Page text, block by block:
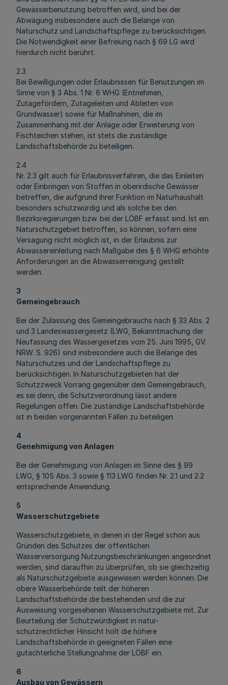
Gewässerbenutzung betroffen wird, sind bei der
Abwägung insbesondere auch die Belange von
Naturschutz und Landschaftspflege zu berücksichtigen.
Die Notwendigkeit einer Befreiung nach § 69 LG wird
hierdurch nicht berührt.
2.3
Bei Bewilligungen oder Erlaubnissen für Benutzungen im
Sinne von § 3 Abs. 1 Nr. 6 WHG (Entnehmen,
Zutagefördern, Zutageleiten und Ableiten von
Grundwasser) sowie für Maßnahmen, die im
Zusammenhang mit der Anlage oder Erweiterung von
Fischteichen stehen, ist stets die zuständige
Landschaftsbehörde zu beteiligen.
2.4
Nr. 2.3 gilt auch für Erlaubnisverfahren, die das Einleiten
oder Einbringen von Stoffen in oberirdische Gewässer
betreffen, die aufgrund ihrer Funktion im Naturhaushalt
besonders schutzwürdig und als solche bei den
Bezirksregierungen bzw. bei der LÖBF erfasst sind. Ist ein
Naturschutzgebiet betroffen, so können, sofern eine
Versagung nicht möglich ist, in der Erlaubnis zur
Abwassereinleitung nach Maßgabe des § 6 WHG erhöhte
Anforderungen an die Abwasserreinigung gestellt
werden.
3
Gemeingebrauch
Bei der Zulassung des Gemeingebrauchs nach § 33 Abs. 2
und 3 Landeswassergesetz (LWG, Bekanntmachung der
Neufassung des Wassergesetzes vom 25. Juni 1995, GV.
NRW. S. 926) sind insbesondere auch die Belange des
Naturschutzes und der Landschaftspflege zu
berücksichtigen. In Naturschutzgebieten hat der
Schutzzweck Vorrang gegenüber dem Gemeingebrauch,
es sei denn, die Schutzverordnung lässt andere
Regelungen offen. Die zuständige Landschaftsbehörde
ist in beiden vorgenannten Fällen zu beteiligen.
4
Genehmigung von Anlagen
Bei der Genehmigung von Anlagen im Sinne des § 99
LWG, § 105 Abs. 3 sowie § 113 LWG finden Nr. 2.1 und 2.2
entsprechende Anwendung.
5
Wasserschutzgebiete
Wasserschutzgebiete, in denen in der Regel schon aus
Gründen des Schutzes der öffentlichen
Wasserversorgung Nutzungsbeschränkungen angeordnet
werden, sind daraufhin zu überprüfen, ob sie gleichzeitig
als Naturschutzgebiete ausgewiesen werden können. Die
obere Wasserbehörde teilt der höheren
Landschaftsbehörde die bestehenden und die zur
Ausweisung vorgesehenen Wasserschutzgebiete mit. Zur
Beurteilung der Schutzwürdigkeit in natur-
schutzrechtlicher Hinsicht holt die höhere
Landschaftsbehörde in geeigneten Fällen eine
gutachterliche Stellungnahme der LÖBF ein.
6
Ausbau von Gewässern